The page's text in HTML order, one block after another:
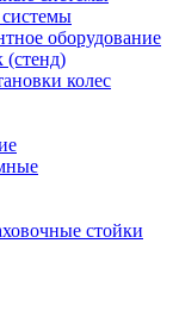
оборудование
колес
стойки